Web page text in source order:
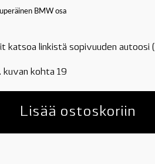
BMW osa
katsoa linkistä sopivuuden autoosi (
kuvan kohta 19
Lisää ostoskoriin